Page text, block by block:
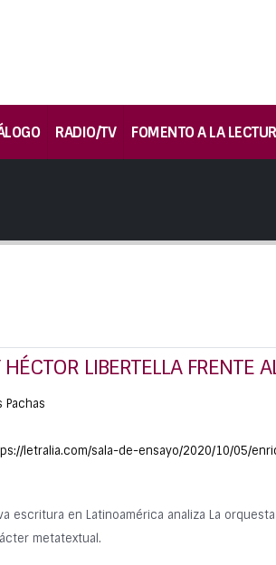
RADIO/TV FOMENTO A LA
LIBERTELLA FRENTE
Pachas
letralia.com/sala-de-ensayo/2020/10/05/
escritura en Latinoamérica analiza La
metatextual.